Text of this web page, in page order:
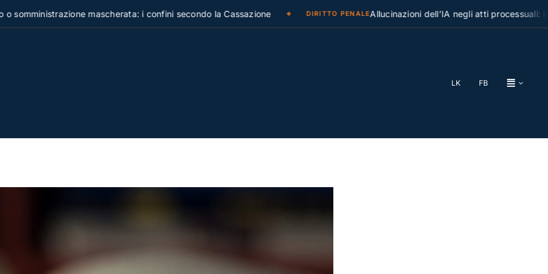
mascherata: i confini secondo la Cassazione DIRITTO PENALE Allucinazioni dell’IA negli atti processuali: la
LK FB